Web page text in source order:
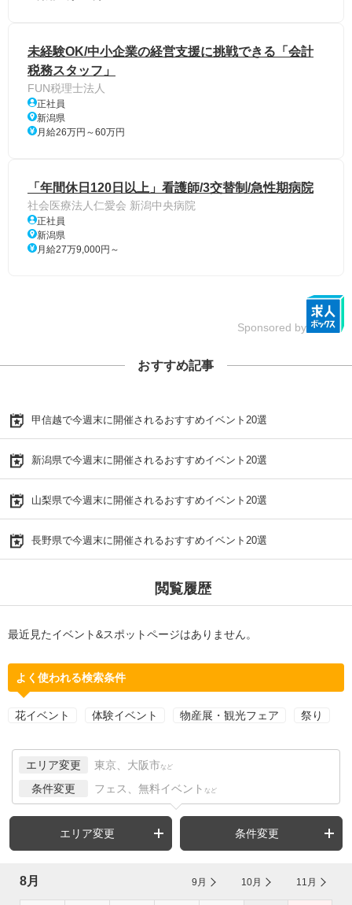
未経験OK/中小企業の経営支援に挑戦できる「会計
税務スタッフ」
FUN税理士法人
正社員
新潟県
月給26万円～60万円
「年間休日120日以上」看護師/3交替制/急性期病院
社会医療法人仁愛会 新潟中央病院
正社員
新潟県
月給27万9,000円～
Sponsored by
おすすめ記事
甲信越で今週末に開催されるおすすめイベント20選
新潟県で今週末に開催されるおすすめイベント20選
山梨県で今週末に開催されるおすすめイベント20選
長野県で今週末に開催されるおすすめイベント20選
閲覧履歴
最近見たイベント&スポットページはありません。
よく使われる検索条件
花イベント 体験イベント 物産展・観光フェア 祭り
エリア変更 東京、大阪市 など
条件変更 フェス、無料イベント など
エリア変更 条件変更
8月 9月 10月 11月